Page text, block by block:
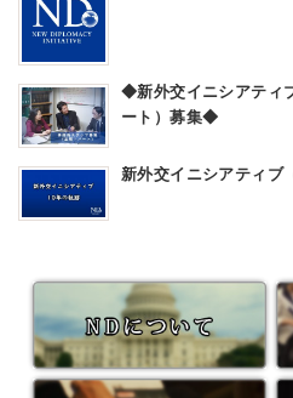
す
る
政
提
◆新外交イニシアティ
ート）募集◆
新外交イニシアティブ